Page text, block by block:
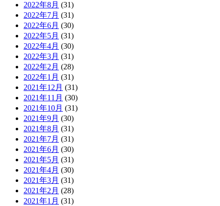
2022年8月 (31)
2022年7月 (31)
2022年6月 (30)
2022年5月 (31)
2022年4月 (30)
2022年3月 (31)
2022年2月 (28)
2022年1月 (31)
2021年12月 (31)
2021年11月 (30)
2021年10月 (31)
2021年9月 (30)
2021年8月 (31)
2021年7月 (31)
2021年6月 (30)
2021年5月 (31)
2021年4月 (30)
2021年3月 (31)
2021年2月 (28)
2021年1月 (31)